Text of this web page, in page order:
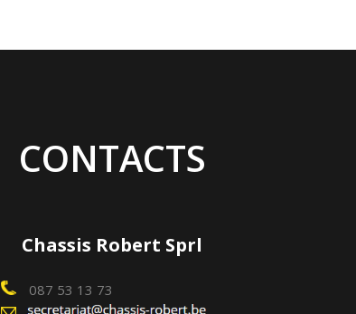
CONTACTS
Chassis Robert Sprl
087 53 13 73